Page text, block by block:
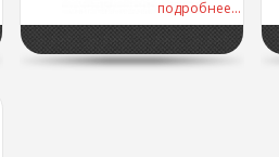
подробнее...